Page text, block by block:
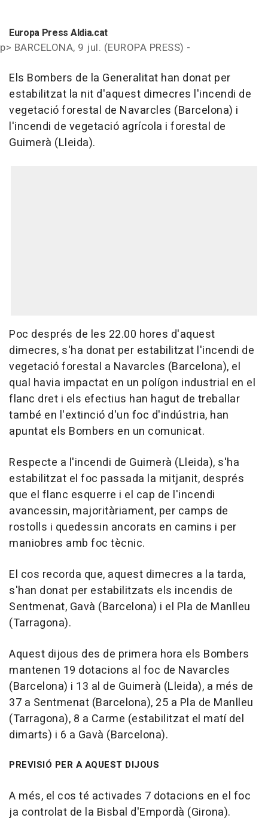
Europa Press Aldia.cat
p> BARCELONA, 9 jul. (EUROPA PRESS) -
Els Bombers de la Generalitat han donat per
estabilitzat la nit d'aquest dimecres l'incendi de
vegetació forestal de Navarcles (Barcelona) i
l'incendi de vegetació agrícola i forestal de
Guimerà (Lleida).
Poc després de les 22.00 hores d'aquest
dimecres, s'ha donat per estabilitzat l'incendi de
vegetació forestal a Navarcles (Barcelona), el
qual havia impactat en un polígon industrial en el
flanc dret i els efectius han hagut de treballar
també en l'extinció d'un foc d'indústria, han
apuntat els Bombers en un comunicat.
Respecte a l'incendi de Guimerà (Lleida), s'ha
estabilitzat el foc passada la mitjanit, després
que el flanc esquerre i el cap de l'incendi
avancessin, majoritàriament, per camps de
rostolls i quedessin ancorats en camins i per
maniobres amb foc tècnic.
El cos recorda que, aquest dimecres a la tarda,
s'han donat per estabilitzats els incendis de
Sentmenat, Gavà (Barcelona) i el Pla de Manlleu
(Tarragona).
Aquest dijous des de primera hora els Bombers
mantenen 19 dotacions al foc de Navarcles
(Barcelona) i 13 al de Guimerà (Lleida), a més de
37 a Sentmenat (Barcelona), 25 a Pla de Manlleu
(Tarragona), 8 a Carme (estabilitzat el matí del
dimarts) i 6 a Gavà (Barcelona).
PREVISIÓ PER A AQUEST DIJOUS
A més, el cos té activades 7 dotacions en el foc
ja controlat de la Bisbal d'Empordà (Girona).